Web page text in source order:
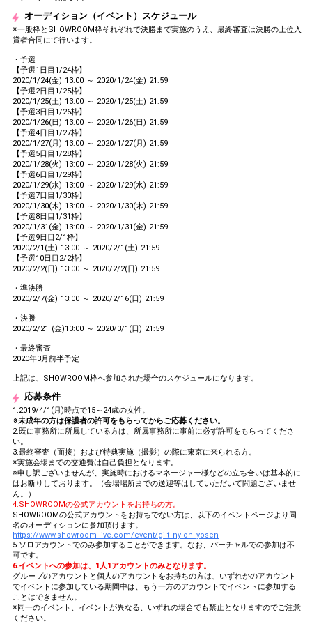
オーディション（イベント）スケジュール
※一般枠とSHOWROOM枠それぞれで決勝まで実施のうえ、最終審査は決勝の上位入
賞者合同にて行います。
・予選
【予選1日目1/24枠】
2020/1/24(金) 13:00 ～ 2020/1/24(金) 21:59
【予選2日目1/25枠】
2020/1/25(土) 13:00 ～ 2020/1/25(土) 21:59
【予選3日目1/26枠】
2020/1/26(日) 13:00 ～ 2020/1/26(日) 21:59
【予選4日目1/27枠】
2020/1/27(月) 13:00 ～ 2020/1/27(月) 21:59
【予選5日目1/28枠】
2020/1/28(火) 13:00 ～ 2020/1/28(火) 21:59
【予選6日目1/29枠】
2020/1/29(水) 13:00 ～ 2020/1/29(水) 21:59
【予選7日目1/30枠】
2020/1/30(木) 13:00 ～ 2020/1/30(木) 21:59
【予選8日目1/31枠】
2020/1/31(金) 13:00 ～ 2020/1/31(金) 21:59
【予選9日目2/1枠】
2020/2/1(土) 13:00 ～ 2020/2/1(土) 21:59
【予選10日目2/2枠】
2020/2/2(日) 13:00 ～ 2020/2/2(日) 21:59
・準決勝
2020/2/7(金) 13:00 ～ 2020/2/16(日) 21:59
・決勝
2020/2/21 (金)13:00 ～ 2020/3/1(日) 21:59
・最終審査
2020年3月前半予定
上記は、SHOWROOM枠へ参加された場合のスケジュールになります。
応募条件
1.2019/4/1(月)時点で15～24歳の女性。
※未成年の方は保護者の許可をもらってからご応募ください。
2.既に事務所に所属している方は、所属事務所に事前に必ず許可をもらってくださ
い。
3.最終審査（面接）および特典実施（撮影）の際に東京に来られる方。
※実施会場までの交通費は自己負担となります。
※申し訳ございませんが、実施時におけるマネージャー様などの立ち合いは基本的に
はお断りしております。（会場場所までの送迎等はしていただいて問題ございませ
ん。）
4.SHOWROOMの公式アカウントをお持ちの方。
SHOWROOMの公式アカウントをお持ちでない方は、以下のイベントページより同
名のオーディションに参加頂けます。
https://www.showroom-live.com/event/gilt_nylon_yosen
5.ソロアカウントでのみ参加することができます。なお、バーチャルでの参加は不
可です。
6.イベントへの参加は、1人1アカウントのみとなります。
グループのアカウントと個人のアカウントをお持ちの方は、いずれかのアカウント
でイベントに参加している期間中は、もう一方のアカウントでイベントに参加する
ことはできません。
※同一のイベント、イベントが異なる、いずれの場合でも禁止となりますのでご注意
ください。